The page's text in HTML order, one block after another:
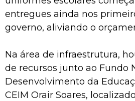
entregues ainda nos
governo, aliviando o
Na área de infraestrutura,
de recursos junto ao Fundo
Desenvolvimento da
CEIM Orair Soares,